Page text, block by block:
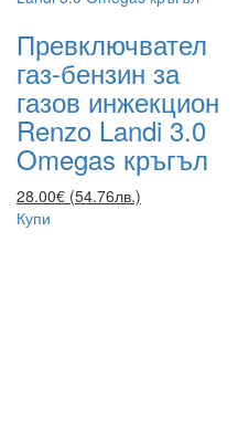
Превключвател
газ-бензин за
газов инжекцион
Renzo Landi 3.0
Omegas кръгъл
28.00€ (54.76лв.)
Купи